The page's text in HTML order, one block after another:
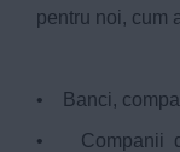
pentru noi, cum
• Banci,
• Companii